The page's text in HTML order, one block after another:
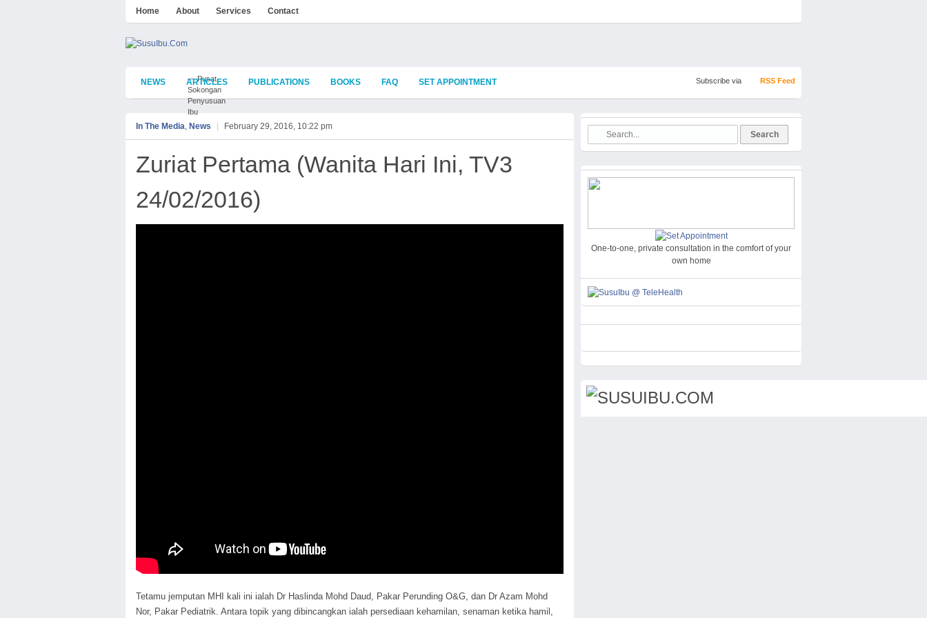
Home About Services Contact
— Pusat
Sokongan
Penyusuan
Ibu
NEWS ARTICLES PUBLICATIONS BOOKS FAQ SET APPOINTMENT Subscribe via RSS Feed
In The Media, News February 29, 2016, 10:22 pm
Zuriat Pertama (Wanita Hari Ini, TV3
24/02/2016)
Tetamu jemputan MHI kali ini ialah Dr Haslinda Mohd Daud, Pakar Perunding O&G, dan Dr Azam Mohd
Nor, Pakar Pediatrik. Antara topik yang dibincangkan ialah persediaan kehamilan, senaman ketika hamil,
One-to-one, private consultation in the comfort of your
own home